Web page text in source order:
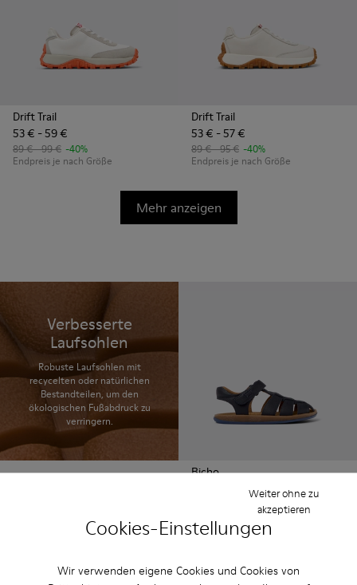
Cookies-Einstellungen
Wir verwenden eigene Cookies und Cookies von
Weiter ohne zu
akzeptieren
Drift Trail
53 € - 59 €
89 € - 99 € -40%
Endpreis je nach Größe
Drift Trail
53 € - 57 €
89 € - 95 € -40%
Endpreis je nach Größe
Mehr anzeigen
Verbesserte
Laufsohlen
Robuste Laufsohlen mit
recycelten oder natürlichen
Bestandteilen, um den
ökologischen Fußabdruck zu
verringern.
Bicho
-40%
Endpreis je nach Größe